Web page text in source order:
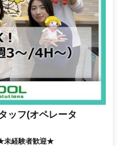
ッフ(オペレータ
未経験者歓迎★